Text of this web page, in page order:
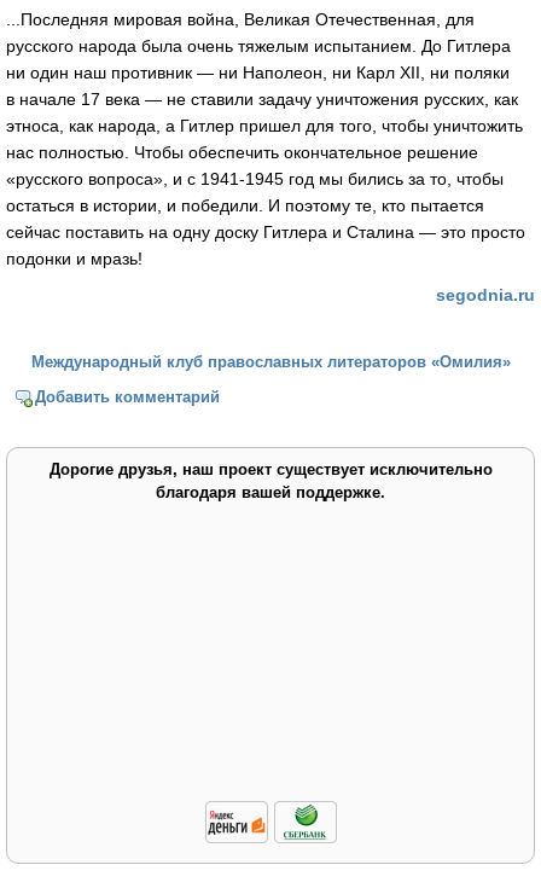
...Последняя мировая война, Великая Отечественная, для
русского народа была очень тяжелым испытанием. До Гитлера
ни один наш противник — ни Наполеон, ни Карл XII, ни поляки
в начале 17 века — не ставили задачу уничтожения русских, как
этноса, как народа, а Гитлер пришел для того, чтобы уничтожить
нас полностью. Чтобы обеспечить окончательное решение
«русского вопроса», и с 1941-1945 год мы бились за то, чтобы
остаться в истории, и победили. И поэтому те, кто пытается
сейчас поставить на одну доску Гитлера и Сталина — это просто
подонки и мразь!
segodnia.ru
Международный клуб православных литераторов «Омилия»
Добавить комментарий
Дорогие друзья, наш проект существует исключительно
благодаря вашей поддержке.